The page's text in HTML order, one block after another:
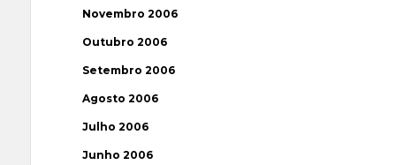
Novembro 2006
Outubro 2006
Setembro 2006
Agosto 2006
Julho 2006
Junho 2006